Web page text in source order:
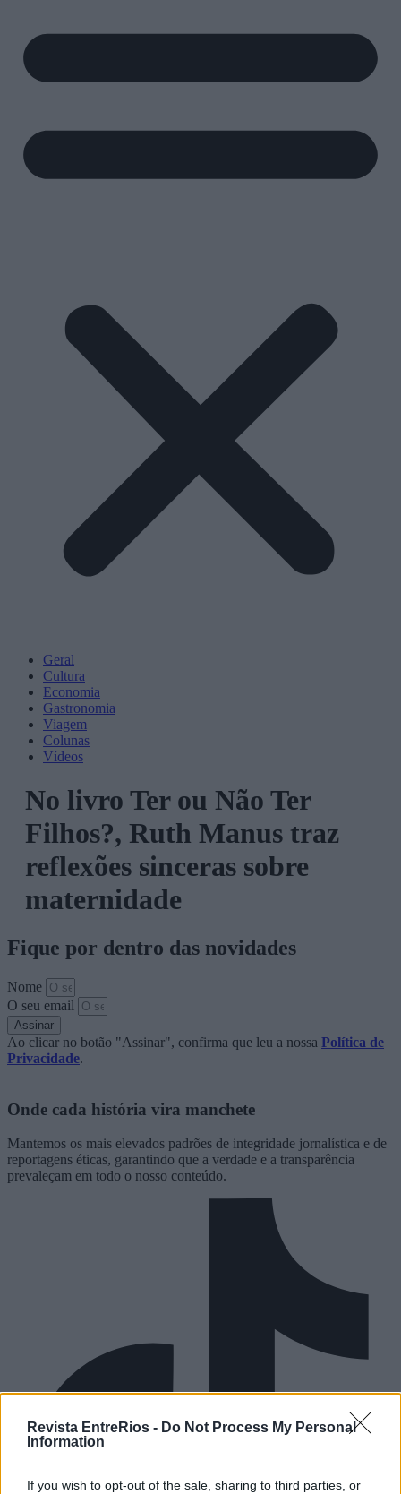
Revista EntreRios - Do Not Process My Personal
Information
If you wish to opt-out of the sale, sharing to third parties, or
Geral
Cultura
Economia
Gastronomia
Viagem
Colunas
Vídeos
No livro Ter ou Não Ter
Filhos?, Ruth Manus traz
reflexões sinceras sobre
maternidade
Fique por dentro das novidades
Nome
O seu email
Assinar
Ao clicar no botão "Assinar", confirma que leu a nossa Política de
Privacidade.
Onde cada história vira manchete
Mantemos os mais elevados padrões de integridade jornalística e de
reportagens éticas, garantindo que a verdade e a transparência
prevaleçam em todo o nosso conteúdo.